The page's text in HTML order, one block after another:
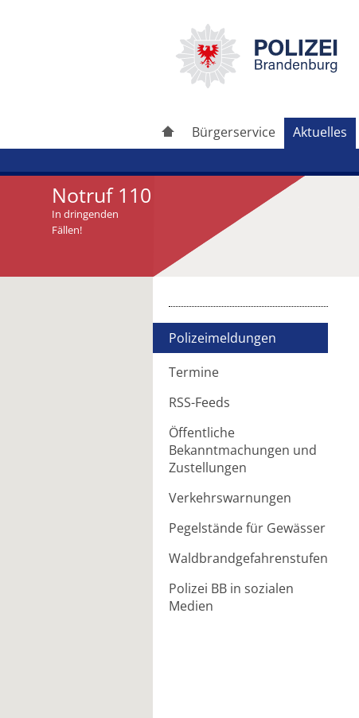
Bürgerservice Aktuelles
Notruf 110
In dringenden
Fällen!
Polizeimeldungen
Termine
RSS-Feeds
Öffentliche
Bekanntmachungen und
Zustellungen
Verkehrswarnungen
Pegelstände für Gewässer
Waldbrandgefahrenstufen
Polizei BB in sozialen
Medien
Artikel weiterleiten